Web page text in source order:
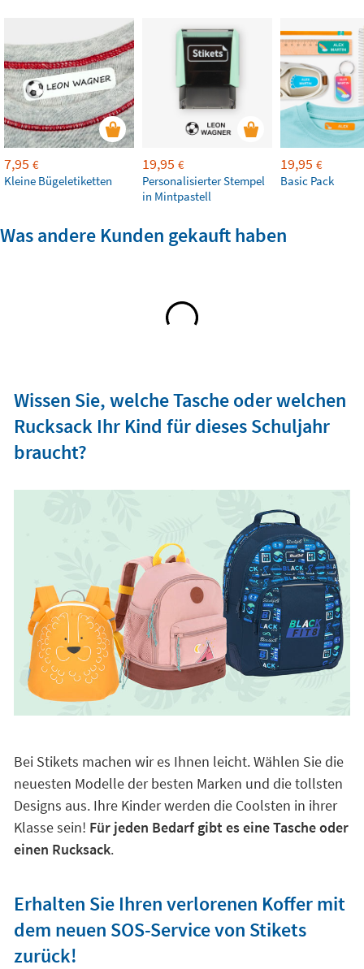
7,95 €
Kleine Bügeletiketten
19,95 €
Personalisierter Stempel
in Mintpastell
19,95 €
Basic Pack
Was andere Kunden gekauft haben
Wissen Sie, welche Tasche oder welchen
Rucksack Ihr Kind für dieses Schuljahr
braucht?
Bei Stikets machen wir es Ihnen leicht. Wählen Sie die
neuesten Modelle der besten Marken und die tollsten
Designs aus. Ihre Kinder werden die Coolsten in ihrer
Klasse sein! Für jeden Bedarf gibt es eine Tasche oder
einen Rucksack.
Erhalten Sie Ihren verlorenen Koffer mit
dem neuen SOS-Service von Stikets
zurück!